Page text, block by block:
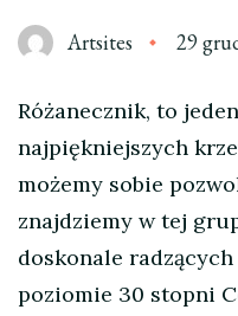
Artsites 29
Różanecznik, to
najpiękniejszych
możemy sobie
znajdziemy w tej
doskonale
poziomie 30 stopni